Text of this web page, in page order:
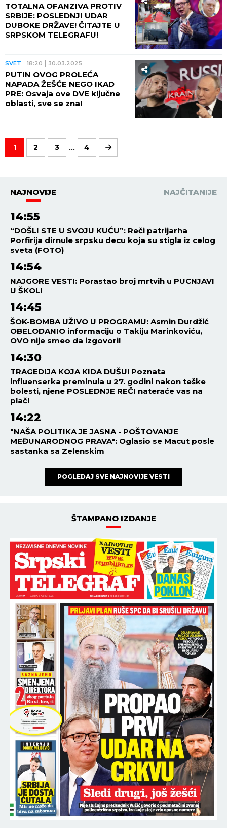
TOTALNA OFANZIVA PROTIV
SRBIJE: POSLEDNJI UDAR
DUBOKE DRŽAVE! ČITAJTE U
SRPSKOM TELEGRAFU!
SVET 18:20 30.03.2025
PUTIN OVOG PROLEĆA
NAPADA ŽEŠĆE NEGO IKAD
PRE: Osvaja ove DVE ključne
oblasti, sve se zna!
1 2 3 ... 4
NAJNOVIJE NAJČITANIJE
14:55
“DOŠLI STE U SVOJU KUĆU”: Reči patrijarha
Porfirija dirnule srpsku decu koja su stigla iz celog
sveta (FOTO)
14:54
NAJGORE VESTI: Porastao broj mrtvih u PUCNJAVI
U ŠKOLI
14:45
ŠOK-BOMBA UŽIVO U PROGRAMU: Asmin Durdžić
OBELODANIO informaciju o Takiju Marinkoviću,
OVO nije smeo da izgovori!
14:30
TRAGEDIJA KOJA KIDA DUŠU! Poznata
influenserka preminula u 27. godini nakon teške
bolesti, njene POSLEDNJE REČI nateraće vas na
plač!
14:22
"NAŠA POLITIKA JE JASNA - POŠTOVANJE
MEĐUNARODNOG PRAVA": Oglasio se Macut posle
sastanka sa Zelenskim
POGLEDAJ SVE NAJNOVIJE VESTI
ŠTAMPANO IZDANJE